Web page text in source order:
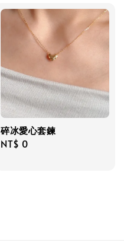
碎冰愛心套鍊
Regular
NT$ 0